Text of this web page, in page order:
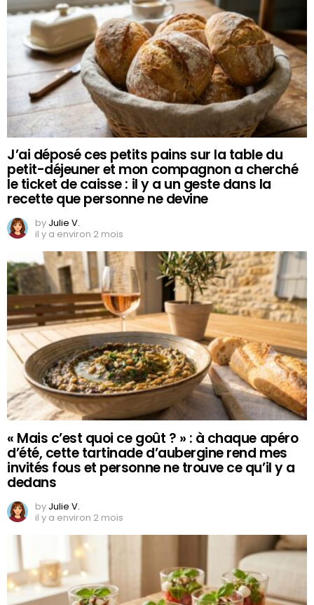
J’ai déposé ces petits pains sur la table du
petit-déjeuner et mon compagnon a cherché
le ticket de caisse : il y a un geste dans la
recette que personne ne devine
by Julie V.
il y a environ 2 mois
« Mais c’est quoi ce goût ? » : à chaque apéro
d’été, cette tartinade d’aubergine rend mes
invités fous et personne ne trouve ce qu’il y a
dedans
by Julie V.
il y a environ 2 mois